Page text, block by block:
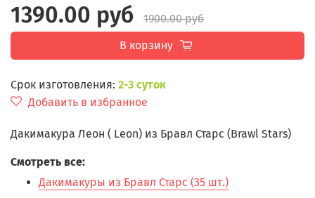
Срок изготовления: 2-3 суток
Добавить в избранное
1390.00 руб
1900.00 руб
В корзину
Дакимакура Леон ( Leon) из Бравл Старс (Brawl Stars)
Смотреть все:
Дакимакуры из Бравл Старс (35 шт.)